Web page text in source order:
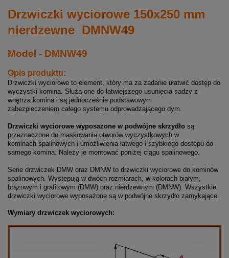
Drzwiczki wyciorowe 150x250 mm
nierdzewne DMNW49
Model - DMNW49
Opis produktu:
Drzwiczki wyciorowe to element, który ma za zadanie ułatwić dostęp do
wyczystki komina. Służą one do łatwiejszego usunięcia sadzy z
wnętrza komina i są jednocześnie podstawowym
zabezpieczeniem całego systemu odprowadzającego dym.
Drzwiczki wyciorowe wyposażone w podwójne skrzydło są
przeznaczone do maskowania otworów wyczystkowych w
kominach spalinowych i umożliwienia łatwego i szybkiego dostępu do
samego komina. Należy je montować poniżej ciągu spalinowego.
Serie drzwiczek DMW oraz DMNW to drzwiczki wyciorowe do kominów
spalinowych. Występują w dwóch rozmiarach, w kolorach białym,
brązowym i grafitowym (DMW) oraz nierdzewnym (DMNW). Wszystkie
drzwiczki wyciorowe wyposażone są w podwójne skrzydło zamykające.
Wymiary drzwiczek wyciorowych: